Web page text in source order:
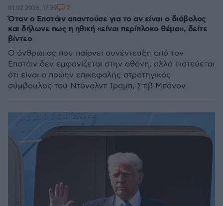
Όταν ο Επστάιν απαντούσε για το αν είναι ο διάβολος
και δήλωνε πως η ηθική «είναι περίπλοκο θέμα», δείτε
βίντεο
Ο άνθρωπος που παίρνει συνέντευξη από τον
Επστάιν δεν εμφανίζεται στην οθόνη, αλλά πιστεύεται
ότι είναι ο πρώην επικεφαλής στρατηγικός
σύμβουλος του Ντόναλντ Τραμπ, Στιβ Μπάνον
01.02.2026, 17:39 2